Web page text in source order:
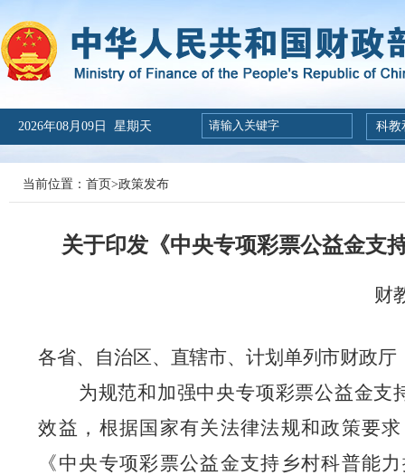
2026年08月09日 星期天 科教
当前位置： 首页>政策发布
关于印发《中央专项彩票公益金支
财
各省、自治区、直辖市、计划单列市财政
为规范和加强中央专项彩票公益金支
效益，根据国家有关法律法规和政策要
《中央专项彩票公益金支持乡村科普能